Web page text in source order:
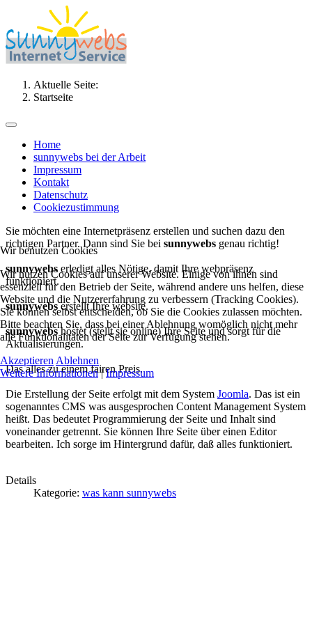
Aktuelle Seite:
Startseite
Home
sunnywebs bei der Arbeit
Impressum
Kontakt
Datenschutz
Cookiezustimmung
Sie möchten eine Internetpräsenz erstellen und suchen dazu den
richtigen Partner. Dann sind Sie bei sunnywebs genau richtig!
sunnywebs erledigt alles Nötige, damit Ihre webpräsenz
funktioniert.
sunnywebserstellt Ihre website.
sunnywebshostet (stellt sie online) Ihre Seite und sorgt für die
Aktualisierungen.
Das alles zu einem fairen Preis.
Die Erstellung der Seite erfolgt mit dem System Joomla. Das ist ein
sogenanntes CMS was ausgesprochen Content Management System
heißt. Das bedeutet Programmierung der Seite und Inhalt sind
voneinander getrennt. Sie können Ihre Seite über einen Editor
bearbeiten. Ich sorge im Hintergrund dafür, daß alles funktioniert.
Details
Kategorie: was kann sunnywebs
Wir benutzen Cookies
Wir nutzen Cookies auf unserer Website. Einige von ihnen sind
essenziell für den Betrieb der Seite, während andere uns helfen, diese
Website und die Nutzererfahrung zu verbessern (Tracking Cookies).
Sie können selbst entscheiden, ob Sie die Cookies zulassen möchten.
Bitte beachten Sie, dass bei einer Ablehnung womöglich nicht mehr
alle Funktionalitäten der Seite zur Verfügung stehen.
Akzeptieren Ablehnen
Weitere Informationen|Impressum